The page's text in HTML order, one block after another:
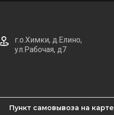
г.о.Химки, д.Елино,
ул.Рабочая, д7
Пункт самовывоза на карте